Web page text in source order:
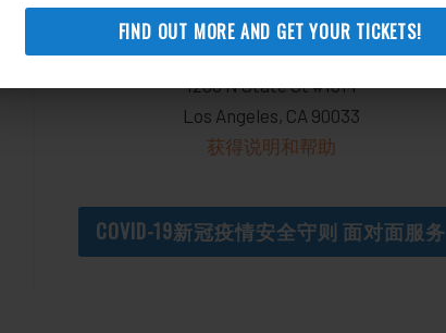
FIND OUT MORE AND GET YOUR TICKETS!
个人服务暂时不可用
Historic General Hospital
1200 N State St #1014
Los Angeles, CA 90033
获得说明和帮助
COVID-19新冠疫情安全守则 面对面服务